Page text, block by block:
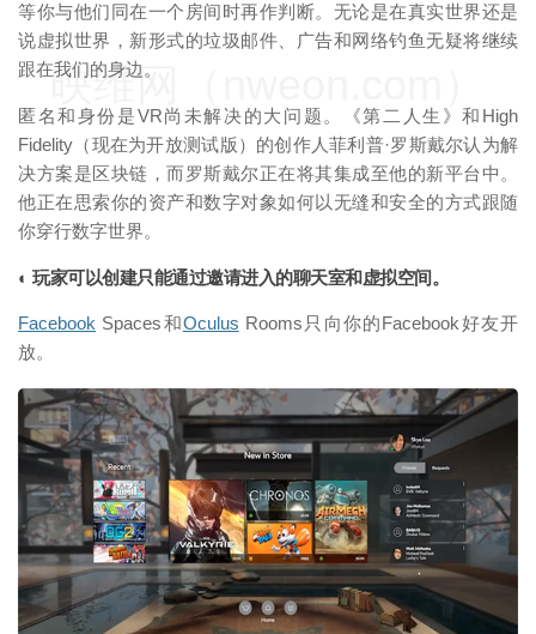
等你与他们同在一个房间时再作判断。无论是在真实世界还是
说虚拟世界，新形式的垃圾邮件、广告和网络钓鱼无疑将继续
跟在我们的身边。
匿名和身份是VR尚未解决的大问题。《第二人生》和High
Fidelity（现在为开放测试版）的创作人菲利普·罗斯戴尔认为解
决方案是区块链，而罗斯戴尔正在将其集成至他的新平台中。
他正在思索你的资产和数字对象如何以无缝和安全的方式跟随
你穿行数字世界。
◐ 玩家可以创建只能通过邀请进入的聊天室和虚拟空间。
Facebook Spaces和Oculus Rooms只向你的Facebook好友开
放。
映维网（nweon.com）
映维网（nweon.com）